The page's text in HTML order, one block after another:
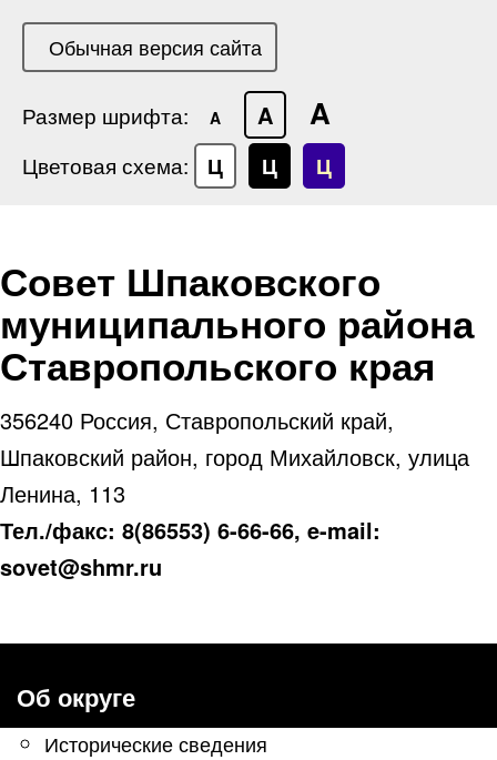
Обычная версия сайта
Размер шрифта: A A A
Цветовая схема: Ц Ц Ц
Совет Шпаковского
муниципального района
Ставропольского края
356240 Россия, Ставропольский край,
Шпаковский район, город Михайловск, улица
Ленина, 113
Тел./факс: 8(86553) 6-66-66, e-mail:
sovet@shmr.ru
Об округе
Исторические сведения